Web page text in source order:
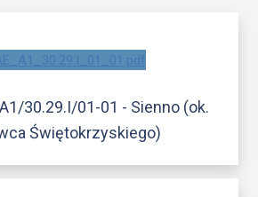
30.29.I/01-01 - Sienno (ok.
Świętokrzyskiego)